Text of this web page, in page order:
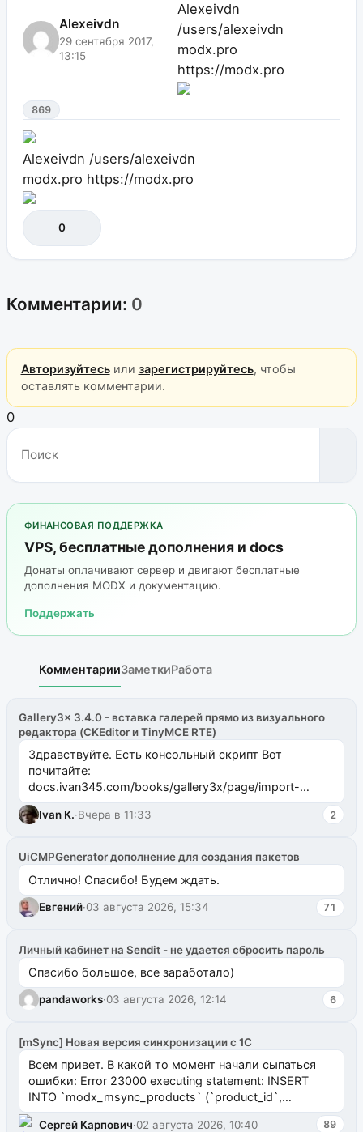
Alexeivdn
29 сентября 2017,
13:15
Alexeivdn
/users/alexeivdn
modx.pro
https://modx.pro
869
Alexeivdn /users/alexeivdn
modx.pro https://modx.pro
0
Комментарии: 0
Авторизуйтесьили зарегистрируйтесь, чтобы
оставлять комментарии.
0
ФИНАНСОВАЯ ПОДДЕРЖКА
VPS, бесплатные дополнения и docs
Донаты оплачивают сервер и двигают бесплатные
дополнения MODX и документацию.
Поддержать
КомментарииЗаметкиРабота
Gallery3x 3.4.0 - вставка галерей прямо из визуального
редактора (CKEditor и TinyMCE RTE)
Здравствуйте. Есть консольный скрипт Вот
почитайте:
docs.ivan345.com/books/gallery3x/page/import-
ms2galleryphp
Ivan K.·Вчера в 11:33 2
UiCMPGenerator дополнение для создания пакетов
Отлично! Спасибо! Будем ждать.
Евгений·03 августа 2026, 15:34 71
Личный кабинет на Sendit - не удается сбросить пароль
Спасибо большое, все заработало)
pandaworks·03 августа 2026, 12:14 6
[mSync] Новая версия синхронизации с 1С
Всем привет. В какой то момент начали сыпаться
ошибки: Error 23000 executing statement: INSERT
INTO `modx_msync_products` (`product_id`,
`uuid_1c`) VALUES ...
Сергей Карпович·02 августа 2026, 10:40 89